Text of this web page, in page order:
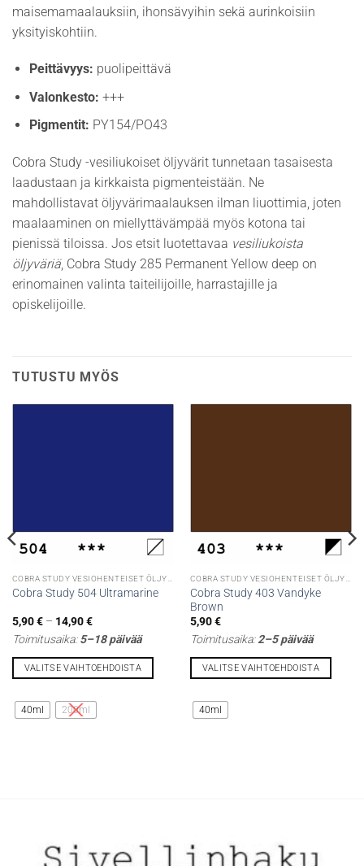
maisemamaalauksiin, ihonsävyihin sekä aurinkoisiin
yksityiskohtiin.
Peittävyys: puolipeittävä
Valonkesto: +++
Pigmentit: PY154/PO43
Cobra Study -vesiliukoiset öljyvärit tunnetaan tasaisesta
laadustaan ja kirkkaista pigmenteistään. Ne
mahdollistavat öljyvärimaalauksen ilman liuottimia, joten
maalaaminen on miellyttävämpää myös kotona tai
pienissä tiloissa. Jos etsit luotettavaa vesiliukoista
öljyväriä, Cobra Study 285 Permanent Yellow deep on
erinomainen valinta taiteilijoille, harrastajille ja
opiskelijoille.
TUTUSTU MYÖS
Cobra Study 504 Ultramarine
5,90€ – 14,90€Hintaluokka:
-
Toimitusaika:5–18 päivää
VALITSE VAIHTOEHDOISTA
tuotteella
on
40ml 200ml
Cobra Study 403 Vandyke
Brown
5,90€
Toimitusaika:2–5 päivää
VALITSE VAIHTOEHDOISTA
tuotteella
on
40ml